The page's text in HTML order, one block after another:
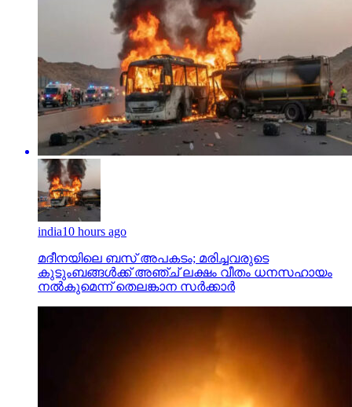
india10 hours ago
മദീനയിലെ ബസ് അപകടം; മരിച്ചവരുടെ
കുടുംബങ്ങള്‍ക്ക് അഞ്ച് ലക്ഷം വീതം ധനസഹായം
നല്‍കുമെന്ന് തെലങ്കാന സര്‍ക്കാര്‍